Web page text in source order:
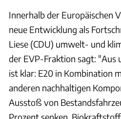
Innerhalb der Europäischen
neue Entwicklung als
Liese (CDU) umwelt- und
der EVP-Fraktion sagt:
ist klar: E20 in Kombination
anderen nachhaltigen
Ausstoß von
Prozent senken.